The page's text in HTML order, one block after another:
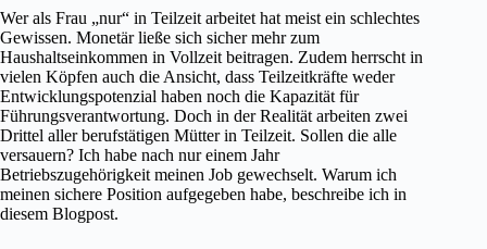
Wer als Frau „nur“ in Teilzeit arbeitet hat meist ein schlechtes
Gewissen. Monetär ließe sich sicher mehr zum
Haushaltseinkommen in Vollzeit beitragen. Zudem herrscht in
vielen Köpfen auch die Ansicht, dass Teilzeitkräfte weder
Entwicklungspotenzial haben noch die Kapazität für
Führungsverantwortung. Doch in der Realität arbeiten zwei
Drittel aller berufstätigen Mütter in Teilzeit. Sollen die alle
versauern? Ich habe nach nur einem Jahr
Betriebszugehörigkeit meinen Job gewechselt. Warum ich
meinen sichere Position aufgegeben habe, beschreibe ich in
diesem Blogpost.